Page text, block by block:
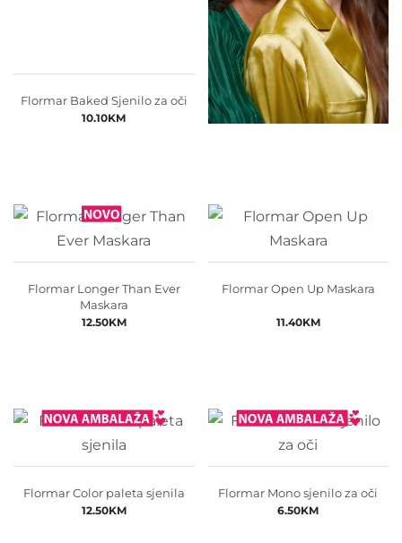
Flormar Baked Sjenilo za oči
10.10KM
Flormar Longer Than Ever
Maskara
12.50KM
Flormar Open Up Maskara
11.40KM
Flormar Color paleta sjenila
12.50KM
Flormar Mono sjenilo za oči
6.50KM